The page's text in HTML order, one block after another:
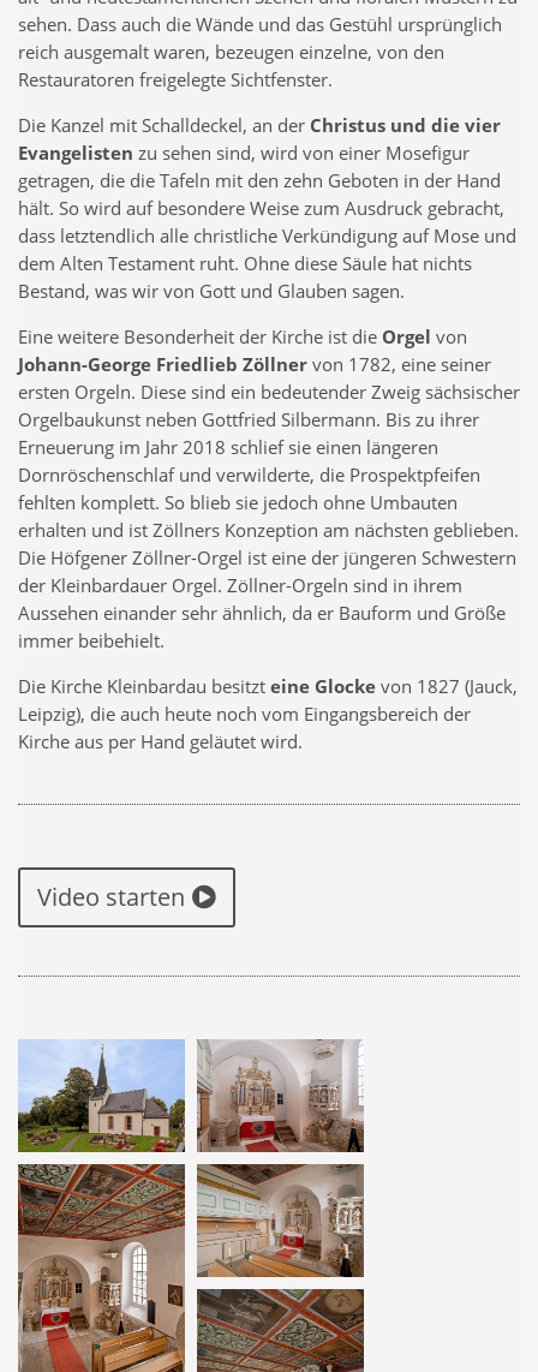
sehen. Dass auch die Wände und das Gestühl ursprünglich
reich ausgemalt waren, bezeugen einzelne, von den
Restauratoren freigelegte Sichtfenster.
Die Kanzel mit Schalldeckel, an der Christus und die vier
Evangelisten zu sehen sind, wird von einer Mosefigur
getragen, die die Tafeln mit den zehn Geboten in der Hand
hält. So wird auf besondere Weise zum Ausdruck gebracht,
dass letztendlich alle christliche Verkündigung auf Mose und
dem Alten Testament ruht. Ohne diese Säule hat nichts
Bestand, was wir von Gott und Glauben sagen.
Eine weitere Besonderheit der Kirche ist die Orgel von
Johann-George Friedlieb Zöllner von 1782, eine seiner
ersten Orgeln. Diese sind ein bedeutender Zweig sächsischer
Orgelbaukunst neben Gottfried Silbermann. Bis zu ihrer
Erneuerung im Jahr 2018 schlief sie einen längeren
Dornröschenschlaf und verwilderte, die Prospektpfeifen
fehlten komplett. So blieb sie jedoch ohne Umbauten
erhalten und ist Zöllners Konzeption am nächsten geblieben.
Die Höfgener Zöllner-Orgel ist eine der jüngeren Schwestern
der Kleinbardauer Orgel. Zöllner-Orgeln sind in ihrem
Aussehen einander sehr ähnlich, da er Bauform und Größe
immer beibehielt.
Die Kirche Kleinbardau besitzt eine Glocke von 1827 (Jauck,
Leipzig), die auch heute noch vom Eingangsbereich der
Kirche aus per Hand geläutet wird.
Video starten